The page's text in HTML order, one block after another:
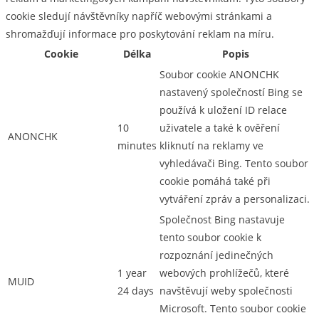
cookie sledují návštěvníky napříč webovými stránkami a
shromažďují informace pro poskytování reklam na míru.
Cookie
Délka Popis
ANONCHK
10
minutes
Soubor cookie ANONCHK
nastavený společností Bing se
používá k uložení ID relace
uživatele a také k ověření
kliknutí na reklamy ve
vyhledávači Bing. Tento soubor
cookie pomáhá také při
vytváření zpráv a personalizaci.
MUID
1 year
24 days
Společnost Bing nastavuje
tento soubor cookie k
rozpoznání jedinečných
webových prohlížečů, které
navštěvují weby společnosti
Microsoft. Tento soubor cookie